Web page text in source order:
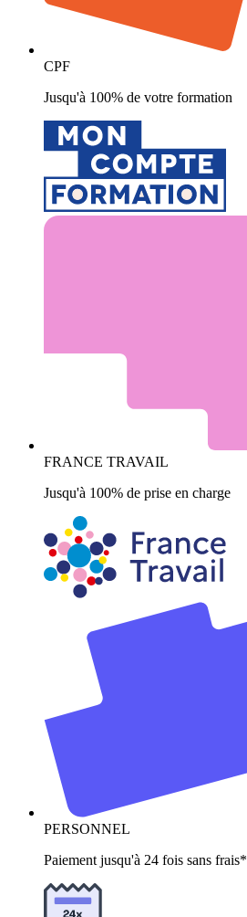
CPF
Jusqu'à 100% de votre formation
FRANCE TRAVAIL
Jusqu'à 100% de prise en charge
PERSONNEL
Paiement jusqu'à 24 fois sans frais*